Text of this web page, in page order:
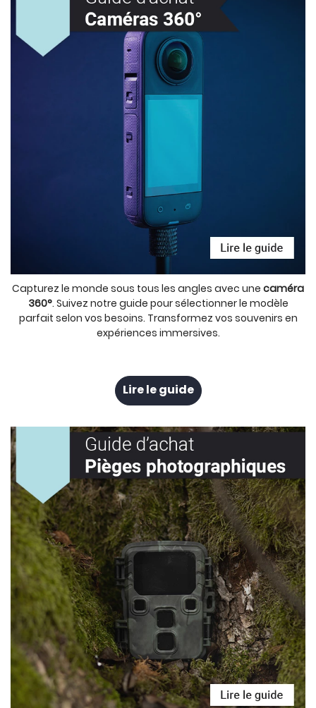
Capturez le monde sous tous les angles avec une caméra
360°. Suivez notre guide pour sélectionner le modèle
parfait selon vos besoins. Transformez vos souvenirs en
expériences immersives.
Lire le guide